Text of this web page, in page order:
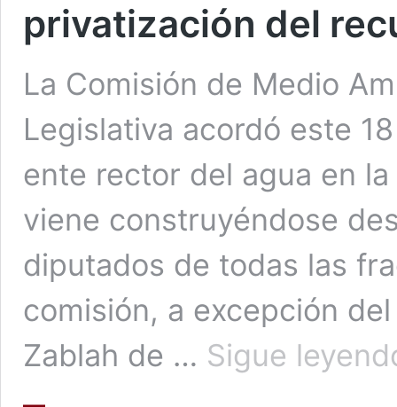
privatización del
La Comisión de Medio
Legislativa acordó este
ente rector del agua en
viene construyéndose
diputados de todas las
comisión, a excepción
Zablah de … Sigue